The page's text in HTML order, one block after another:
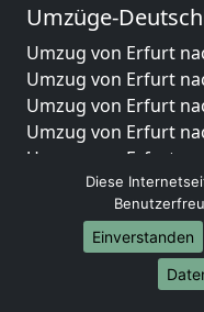
Umzüge-
Umzug von Erfurt
Umzug von Erfurt
Umzug von Erfurt
Umzug von Erfurt
Umzug von Erfurt
Umzug von Erfurt
Umzug von Erfurt
Umzug von Erfurt
Umzug von Erfurt
Umzug von Erfurt
Diese
Einverstanden